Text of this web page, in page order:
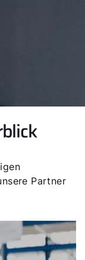
Partner